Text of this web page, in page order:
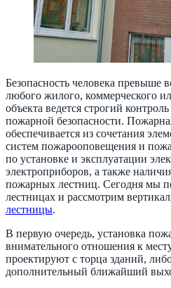
Безопасность человека превыше
любого жилого, коммерческого
объекта ведется строгий
пожарной безопасности.
обеспечивается из сочетания
систем пожарооповещения и
по установке и эксплуатации
электроприборов, а также
пожарных лестниц. Сегодня мы
лестницах и рассмотрим
лестницы.
В первую очередь, установка
внимательного отношения к
проектируют с торца зданий,
дополнительный ближайший